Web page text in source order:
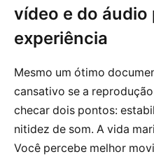
vídeo e do áudio
experiência
Mesmo um ótimo
cansativo se a
checar dois pontos:
nitidez de som. A vida
Você percebe melhor